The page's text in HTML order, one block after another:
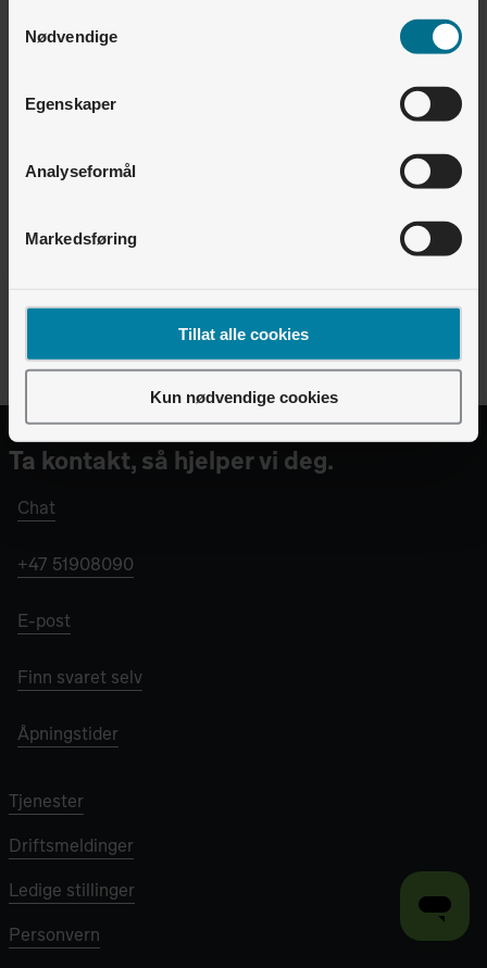
Nødvendige
Egenskaper
Analyseformål
Markedsføring
Tillat alle cookies
Kun nødvendige cookies
Bolig
Andre offentlige bygg
Ta kontakt, så hjelper vi deg.
Chat
+47 51908090
E-post
Finn svaret selv
Åpningstider
Tjenester
Driftsmeldinger
Ledige stillinger
Personvern